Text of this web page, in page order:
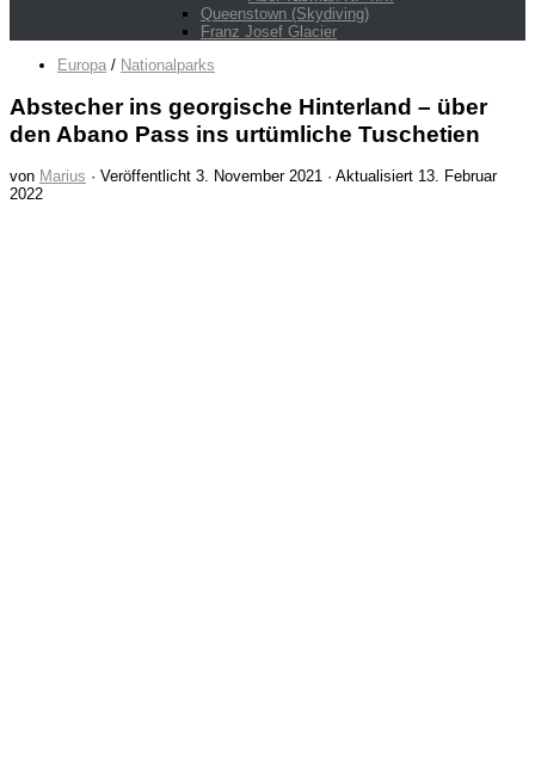
Queenstown (Skydiving)
Franz Josef Glacier
Europa / Nationalparks
Abstecher ins georgische Hinterland – über
den Abano Pass ins urtümliche Tuschetien
von Marius · Veröffentlicht 3. November 2021 · Aktualisiert 13. Februar
2022